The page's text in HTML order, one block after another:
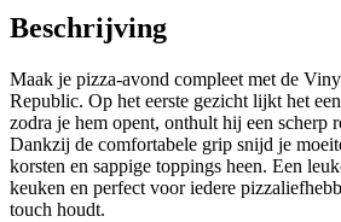
Beschrijving
Maak je pizza-avond compleet met de
Republic. Op het eerste gezicht lijkt het
zodra je hem opent, onthult hij een scherp
Dankzij de comfortabele grip snijd je
korsten en sappige toppings heen. Een
keuken en perfect voor iedere
touch houdt.